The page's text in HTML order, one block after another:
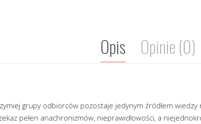
Opis Opinie (0)
grupy odbiorców pozostaje jedynym źródłem
pełen anachronizmów, nieprawidłowości, a